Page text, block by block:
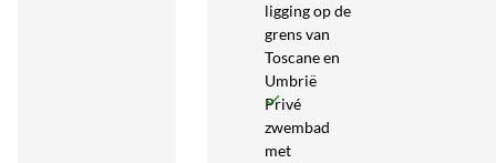
ligging op de
grens van
Toscane en
Umbrië
Privé
zwembad
met